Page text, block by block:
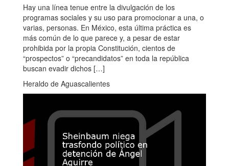
Hay una línea tenue entre la divulgación de los
programas sociales y su uso para promocionar a una, o
varias, personas. En México, esta última práctica es
más común de lo que parece y, a pesar de estar
prohibida por la propia Constitución, cientos de
“prospectos” o “precandidatos” en toda la república
buscan evadir dichos […]
Heraldo de Aguascalientes